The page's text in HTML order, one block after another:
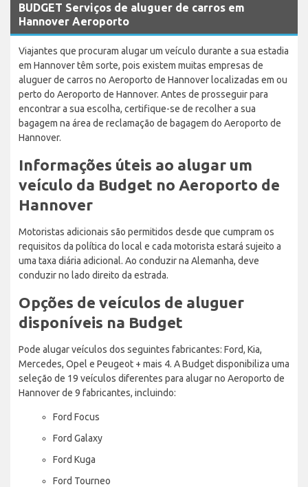
BUDGET Serviços de aluguer de carros em
Hannover Aeroporto
Viajantes que procuram alugar um veículo durante a sua estadia
em Hannover têm sorte, pois existem muitas empresas de
aluguer de carros no Aeroporto de Hannover localizadas em ou
perto do Aeroporto de Hannover. Antes de prosseguir para
encontrar a sua escolha, certifique-se de recolher a sua
bagagem na área de reclamação de bagagem do Aeroporto de
Hannover.
Informações úteis ao alugar um
veículo da Budget no Aeroporto de
Hannover
Motoristas adicionais são permitidos desde que cumpram os
requisitos da política do local e cada motorista estará sujeito a
uma taxa diária adicional. Ao conduzir na Alemanha, deve
conduzir no lado direito da estrada.
Opções de veículos de aluguer
disponíveis na Budget
Pode alugar veículos dos seguintes fabricantes: Ford, Kia,
Mercedes, Opel e Peugeot + mais 4. A Budget disponibiliza uma
seleção de 19 veículos diferentes para alugar no Aeroporto de
Hannover de 9 fabricantes, incluindo:
Ford Focus
Ford Galaxy
Ford Kuga
Ford Tourneo